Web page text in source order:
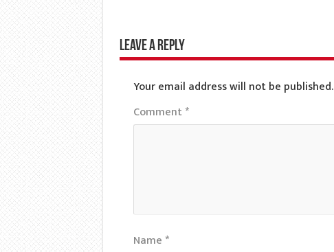
Leave a Reply
Your email address will not be published.
Comment*
Name *